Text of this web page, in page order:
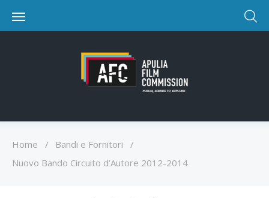
Home / Bandi e Fornitori
/
Nuovo Bando Circuito d’Autore 2012-2014